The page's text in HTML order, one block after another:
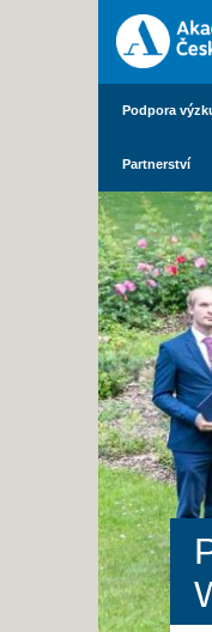
Podpora
Partnerství